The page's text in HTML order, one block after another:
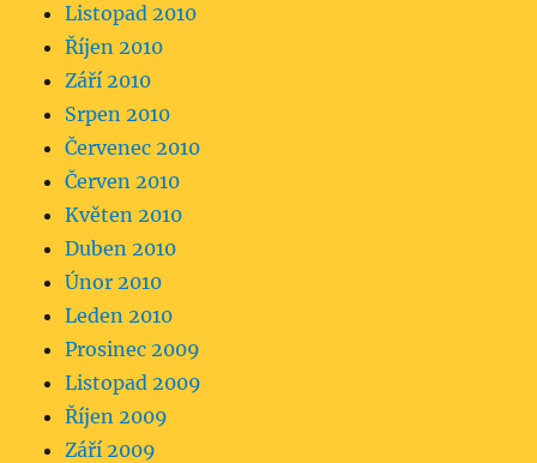
Listopad 2010
Říjen 2010
Září 2010
Srpen 2010
Červenec 2010
Červen 2010
Květen 2010
Duben 2010
Únor 2010
Leden 2010
Prosinec 2009
Listopad 2009
Říjen 2009
Září 2009